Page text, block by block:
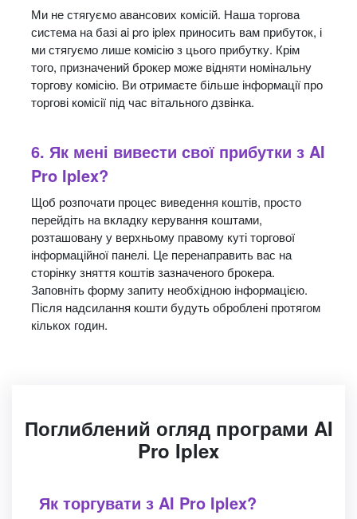
Ми не стягуємо авансових комісій. Наша торгова
система на базі ai pro iplex приносить вам прибуток, і
ми стягуємо лише комісію з цього прибутку. Крім
того, призначений брокер може відняти номінальну
торгову комісію. Ви отримаєте більше інформації про
торгові комісії під час вітального дзвінка.
6. Як мені вивести свої прибутки з AI
Pro Iplex?
Щоб розпочати процес виведення коштів, просто
перейдіть на вкладку керування коштами,
розташовану у верхньому правому куті торгової
інформаційної панелі. Це перенаправить вас на
сторінку зняття коштів зазначеного брокера.
Заповніть форму запиту необхідною інформацією.
Після надсилання кошти будуть оброблені протягом
кількох годин.
Поглиблений огляд програми AI
Pro Iplex
Як торгувати з AI Pro Iplex?